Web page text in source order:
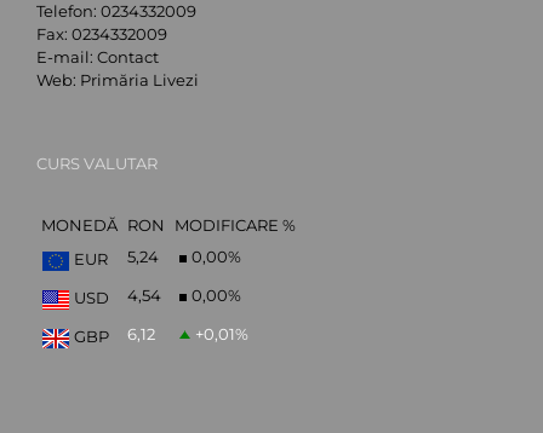
Telefon: 0234332009
Fax: 0234332009
E-mail: Contact
Web: Primăria Livezi
CURS VALUTAR
MONEDĂ RON
MODIFICARE %
EUR
5,24 0,00%
USD 4,54 0,00%
GBP 6,12 +0,01%